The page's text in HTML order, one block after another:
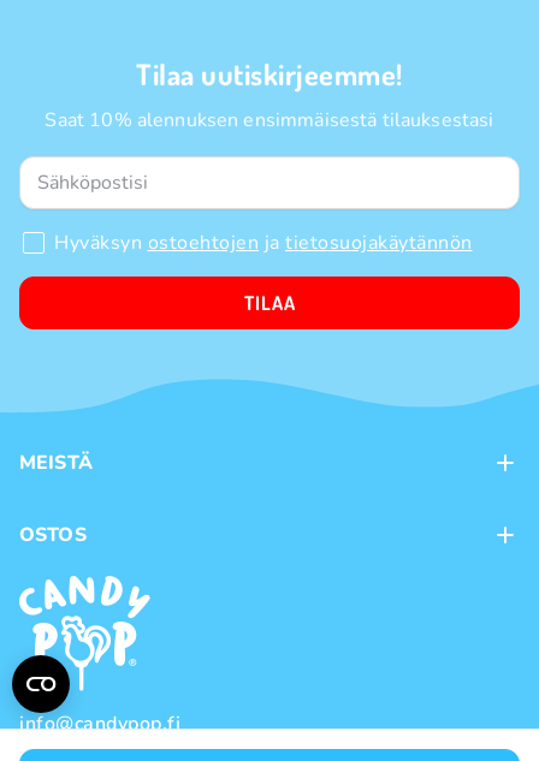
Tilaa uutiskirjeemme!
Saat 10% alennuksen ensimmäisestä tilauksestasi
Hyväksyn ostoehtojen ja tietosuojakäytännön
TILAA
MEISTÄ
Kanta-asiakasohjelma
Tuotemerkit
OSTOS
Maksutavat
Toimitustavat
Käyttöehdot
Tietosuojakäytäntö
info@candypop.fi